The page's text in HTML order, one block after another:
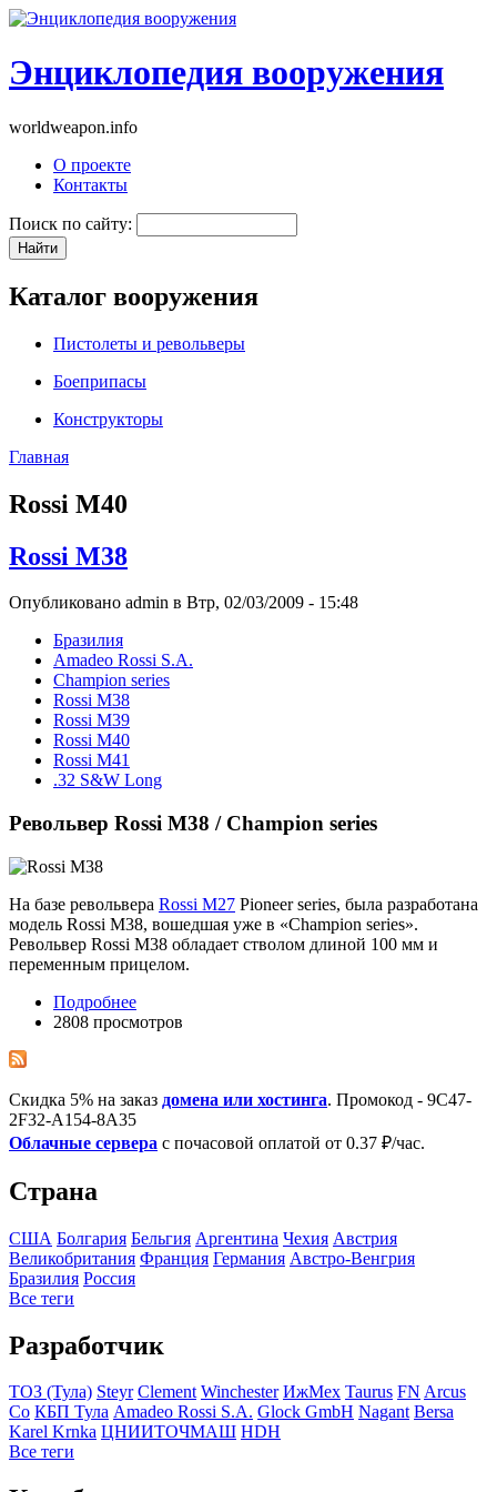
Энциклопедия вооружения
worldweapon.info
О проекте
Контакты
Поиск по сайту:
Каталог вооружения
Пистолеты и револьверы
Боеприпасы
Конструкторы
Главная
Rossi M40
Rossi M38
Опубликовано admin в Втр, 02/03/2009 - 15:48
Бразилия
Amadeo Rossi S.A.
Champion series
Rossi M38
Rossi M39
Rossi M40
Rossi M41
.32 S&W Long
Револьвер Rossi M38 / Champion series
На базе револьвера Rossi M27 Pioneer series, была разработана
модель Rossi M38, вошедшая уже в «Champion series».
Револьвер Rossi M38 обладает стволом длиной 100 мм и
переменным прицелом.
Подробнее
2808 просмотров
Скидка 5% на заказ домена или хостинга. Промокод - 9C47-
2F32-A154-8A35
Облачные сервера с почасовой оплатой от 0.37 ₽/час.
Страна
США Болгария Бельгия Аргентина Чехия Австрия
Великобритания Франция Германия Австро-Венгрия
Бразилия Росcия
Все теги
Разработчик
ТОЗ (Тула) Steyr Clement Winchester ИжМех Taurus FN Arcus
Co КБП Тула Amadeo Rossi S.A. Glock GmbH Nagant Bersa
Karel Krnka ЦНИИТОЧМАШ HDH
Все теги